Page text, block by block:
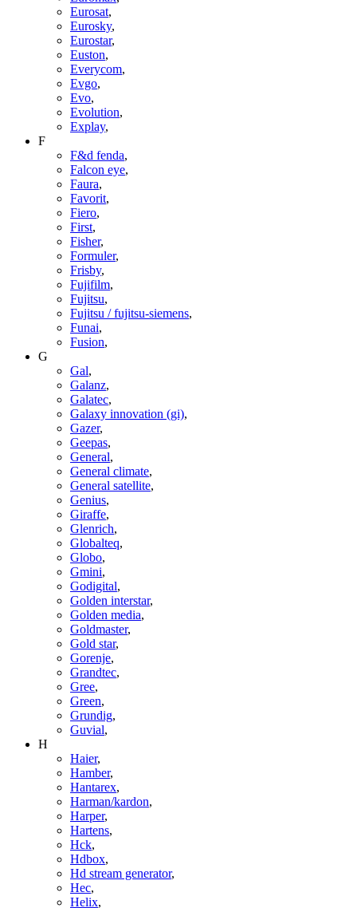
Eurosat,
Eurosky,
Eurostar,
Euston,
Everycom,
Evgo,
Evo,
Evolution,
Explay,
F
F&d fenda,
Falcon eye,
Faura,
Favorit,
Fiero,
First,
Fisher,
Formuler,
Frisby,
Fujifilm,
Fujitsu,
Fujitsu / fujitsu-siemens,
Funai,
Fusion,
G
Gal,
Galanz,
Galatec,
Galaxy innovation (gi),
Gazer,
Geepas,
General,
General climate,
General satellite,
Genius,
Giraffe,
Glenrich,
Globalteq,
Globo,
Gmini,
Godigital,
Golden interstar,
Golden media,
Goldmaster,
Gold star,
Gorenje,
Grandtec,
Gree,
Green,
Grundig,
Guvial,
H
Haier,
Hamber,
Hantarex,
Harman/kardon,
Harper,
Hartens,
Hck,
Hdbox,
Hd stream generator,
Hec,
Helix,